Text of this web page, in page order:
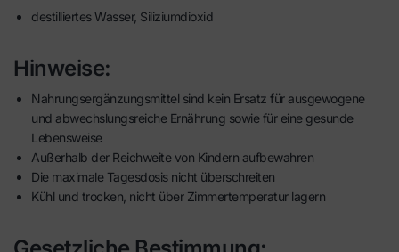
destilliertes Wasser, Siliziumdioxid
Hinweise:
Nahrungsergänzungsmittel sind kein Ersatz für ausgewogene
und abwechslungsreiche Ernährung sowie für eine gesunde
Lebensweise
Außerhalb der Reichweite von Kindern aufbewahren
Die maximale Tagesdosis nicht überschreiten
Kühl und trocken, nicht über Zimmertemperatur lagern